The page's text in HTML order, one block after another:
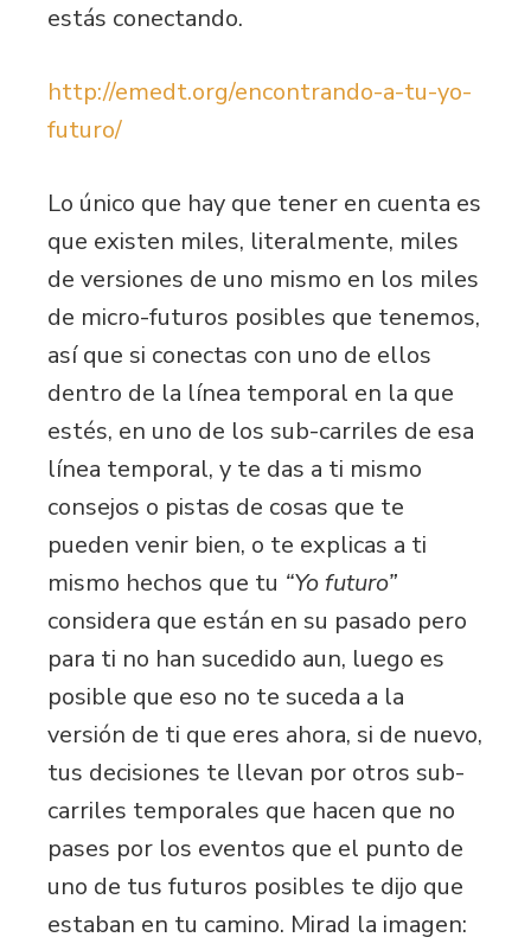
estás conectando.
http://emedt.org/encontrando-a-tu-yo-
futuro/
Lo único que hay que tener en cuenta es
que existen miles, literalmente, miles
de versiones de uno mismo en los miles
de micro-futuros posibles que tenemos,
así que si conectas con uno de ellos
dentro de la línea temporal en la que
estés, en uno de los sub-carriles de esa
línea temporal, y te das a ti mismo
consejos o pistas de cosas que te
pueden venir bien, o te explicas a ti
mismo hechos que tu “Yo futuro”
considera que están en su pasado pero
para ti no han sucedido aun, luego es
posible que eso no te suceda a la
versión de ti que eres ahora, si de nuevo,
tus decisiones te llevan por otros sub-
carriles temporales que hacen que no
pases por los eventos que el punto de
uno de tus futuros posibles te dijo que
estaban en tu camino. Mirad la imagen: